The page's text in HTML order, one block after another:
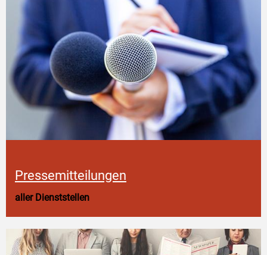
Pressemitteilungen
aller Dienststellen